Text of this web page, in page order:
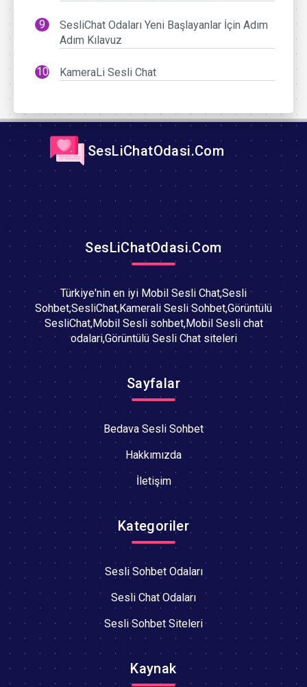
SesliChat Odaları Yeni Başlayanlar İçin Adım
Adım Kılavuz
KameraLi Sesli Chat
SesLiChatOdasi.Com
SesLiChatOdasi.Com
Türkiye'nin en iyi Mobil Sesli Chat,Sesli
Sohbet,SesliChat,Kamerali Sesli Sohbet,Görüntülü
SesliChat,Mobil Sesli sohbet,Mobil Sesli chat
odalari,Görüntülü Sesli Chat siteleri
Sayfalar
Bedava Sesli Sohbet
Hakkımızda
İletişim
Kategoriler
Sesli Sohbet Odaları
Sesli Chat Odaları
Sesli Sohbet Siteleri
Kaynak